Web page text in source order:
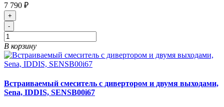
7 790 ₽
+
-
В корзину
Встраиваемый смеситель с дивертором и двумя выходами,
Sena, IDDIS, SENSB00i67